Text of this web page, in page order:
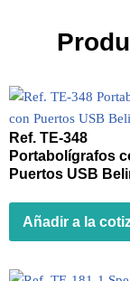
Ref. TE-348
Portabolígrafos
Puertos USB
Añadir a la